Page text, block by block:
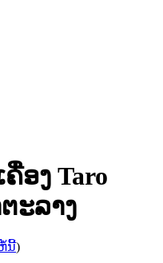
ອງ Taro
ະລາງ
ນີ້)